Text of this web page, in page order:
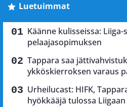
Luetuimmat
Käänne kulisseissa:
pelaajasopimuksen
Tappara saa
ykköskierroksen varaus
Urheilucast: HIFK,
hyökkääjä tulossa Liigaan